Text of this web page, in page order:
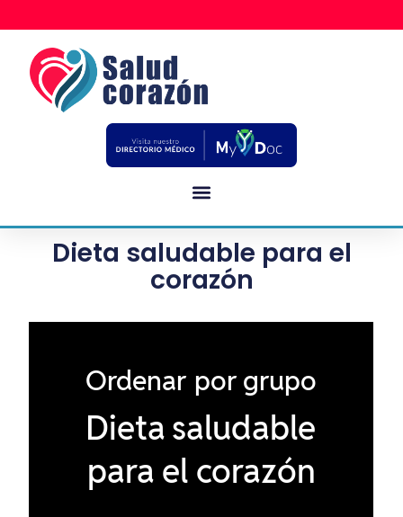
Dieta saludable para el
corazón